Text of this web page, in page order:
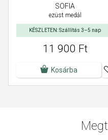
SOFIA
ezüst medál
KÉSZLETEN: Szállítás 3–5 nap
11 900 Ft
Kosárba